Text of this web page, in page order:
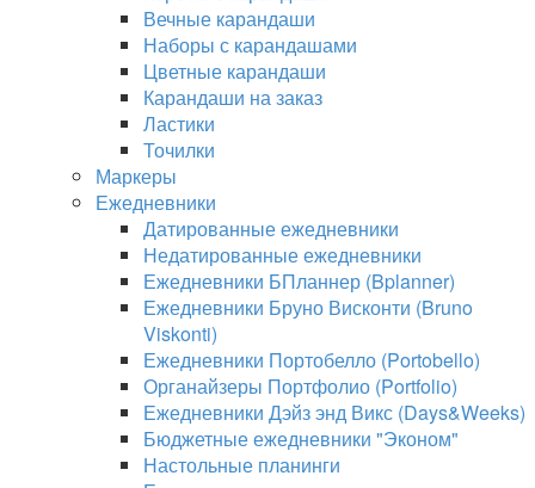
Вечные карандаши
Наборы с карандашами
Цветные карандаши
Карандаши на заказ
Ластики
Точилки
Маркеры
Ежедневники
Датированные ежедневники
Недатированные ежедневники
Ежедневники БПланнер (Bplanner)
Ежедневники Бруно Висконти (Bruno
Viskonti)
Ежедневники Портобелло (Portobello)
Органайзеры Портфолио (Portfolio)
Ежедневники Дэйз энд Викс (Days&Weeks)
Бюджетные ежедневники "Эконом"
Настольные планинги